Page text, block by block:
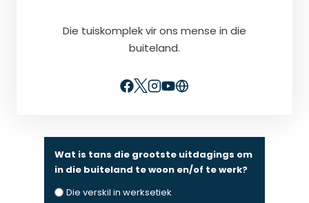
Die tuiskomplek vir ons mense in die
buiteland.
Wat is tans die grootste uitdagings om
in die buiteland te woon en/of te werk?
Die verskil in werksetiek